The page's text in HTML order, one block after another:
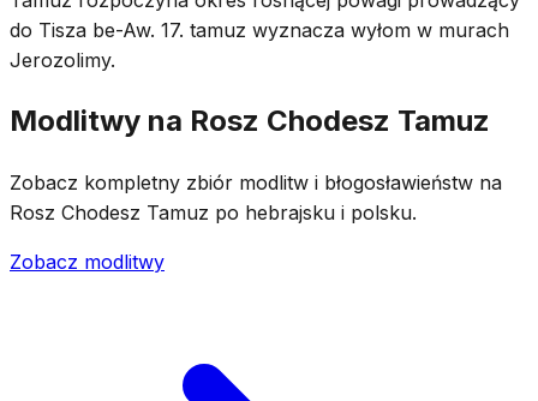
do Tisza be-Aw. 17. tamuz wyznacza wyłom w murach
Jerozolimy.
Modlitwy na Rosz Chodesz Tamuz
Zobacz kompletny zbiór modlitw i błogosławieństw na
Rosz Chodesz Tamuz po hebrajsku i polsku.
Zobacz modlitwy